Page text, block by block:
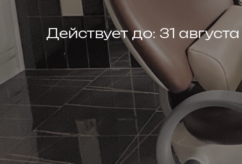
Действует до: 31